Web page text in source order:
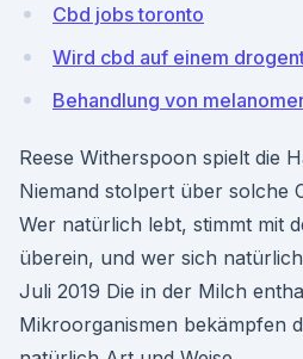
Cbd jobs toronto
Wird cbd auf einem
Behandlung von
Reese Witherspoon spielt die
Niemand stolpert über solche
Wer natürlich lebt, stimmt mit
überein, und wer sich
Juli 2019 Die in der Milch
Mikroorganismen bekämpfen